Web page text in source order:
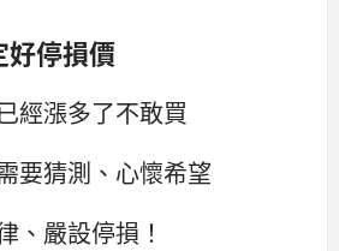
好停損價
經漲多了不敢買
要猜測、心懷希望
、嚴設停損！